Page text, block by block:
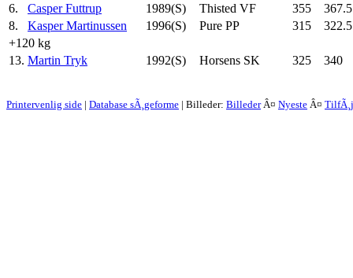
6.
Casper Futtrup 1989(S) Thisted VF 355
367.5
8.
Kasper Martinussen 1996(S) Pure PP 315
322.5
+120 kg
13. Martin Tryk 1992(S) Horsens SK 325 340
Printervenlig side | Database sÃ¸geforme | Billeder: BillederÂ¤ Nyeste Â¤ TilfÃ¸j